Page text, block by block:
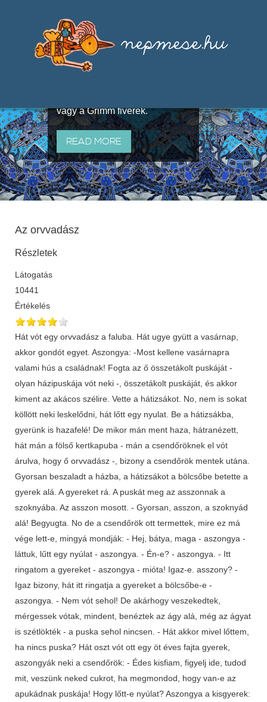
útján terjedő elbeszélésekből,
melyeket olyan ismert gyűjtők
állítottak össze, mint Benedek
vagy a Grimm fivérek.
READ MORE
Az orvvadász
Részletek
Látogatás
10441
Értékelés
Hát vót egy orvvadász a faluba. Hát ugye gyütt a vasárnap,
akkor gondót egyet. Aszongya: -Most kellene vasárnapra
valami hús a családnak! Fogta az ő összetákolt puskáját -
olyan házipuskája vót neki -, összetákolt puskáját, és akkor
kiment az akácos szélire. Vette a hátizsákot. No, nem is sokat
köllött neki leskelődni, hát lőtt egy nyulat. Be a hátizsákba,
gyerünk is hazafelé! De mikor mán ment haza, hátranézett,
hát mán a fölső kertkapuba - mán a csendőröknek el vót
árulva, hogy ő orvvadász -, bizony a csendőrök mentek utána.
Gyorsan beszaladt a házba, a hátizsákot a bölcsőbe betette a
gyerek alá. A gyereket rá. A puskát meg az asszonnak a
szoknyába. Az asszon mosott. - Gyorsan, asszon, a szoknyád
alá! Begyugta. No de a csendőrök ott termettek, mire ez má
vége lett-e, mingyá mondják: - Hej, bátya, maga - aszongya -
láttuk, lűtt egy nyúlat - aszongya. - Én-e? - aszongya. - Itt
ringatom a gyereket - aszongya - mióta! Igaz-e. asszony? -
Igaz bizony, hát itt ringatja a gyereket a bölcsőbe-e -
aszongya. - Nem vót sehol! De akárhogy veszekedtek,
mérgessek vótak, mindent, benéztek az ágy alá, még az ágyat
is szétlökték - a puska sehol nincsen. - Hát akkor mivel lőttem,
ha nincs puska? Hát oszt vót ott egy öt éves fajta gyerek,
aszongyák neki a csendőrök: - Édes kisfiam, figyelj ide, tudod
mit, veszünk neked cukrot, ha megmondod, hogy van-e az
apukádnak puskája! Hogy lőtt-e nyúlat? Aszongya a kisgyerek: